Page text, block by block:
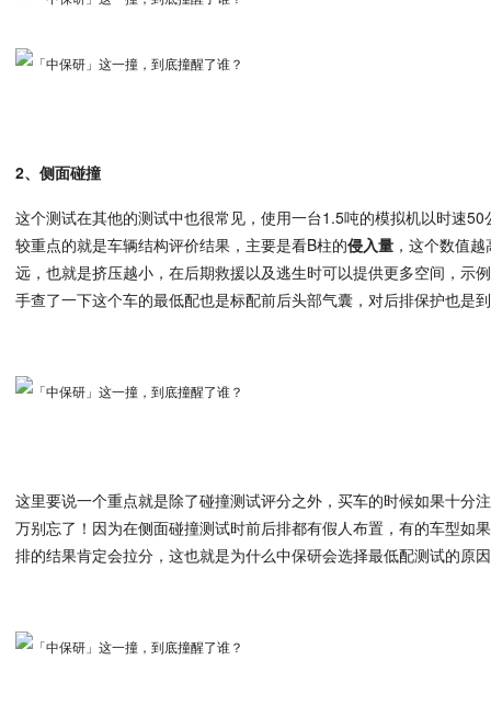
2、侧面碰撞
这个测试在其他的测试中也很常见，使用一台1.5吨的模拟机以时速
较重点的就是车辆结构评价结果，主要是看B柱的侵入量 ，这个数值
远，也就是挤压越小，在后期救援以及逃生时可以提供更多空间，示
手查了一下这个车的最低配也是标配前后头部气囊，对后排保护也是
这里要说一个重点就是除了碰撞测试评分之外，买车的时候如果十分
万别忘了！因为在侧面碰撞测试时前后排都有假人布置，有的车型如
排的结果肯定会拉分，这也就是为什么中保研会选择最低配测试的原